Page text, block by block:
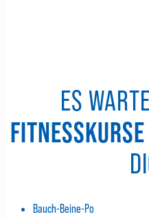
ES
FITNESSKURSE
Bauch-Beine-Po